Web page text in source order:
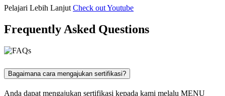
Pelajari Lebih Lanjut Check out Youtube
Frequently Asked Questions
Bagaimana cara mengajukan sertifikasi?
Anda dapat mengajukan sertifikasi kepada kami melalu MENU